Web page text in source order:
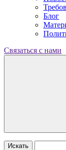
Блог
Связаться с нами
Искать